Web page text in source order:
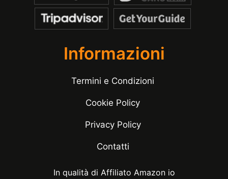
Informazioni
Termini e Condizioni
Cookie Policy
Privacy Policy
Contatti
In qualità di Affiliato Amazon io